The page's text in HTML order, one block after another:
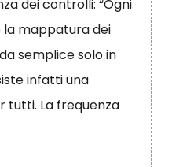
dei controlli: “Ogni
mappatura dei
semplice solo in
infatti una
tutti. La frequenza